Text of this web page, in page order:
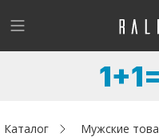
!
Женщинам
Возникли вопросы? -
Каталог Мужские